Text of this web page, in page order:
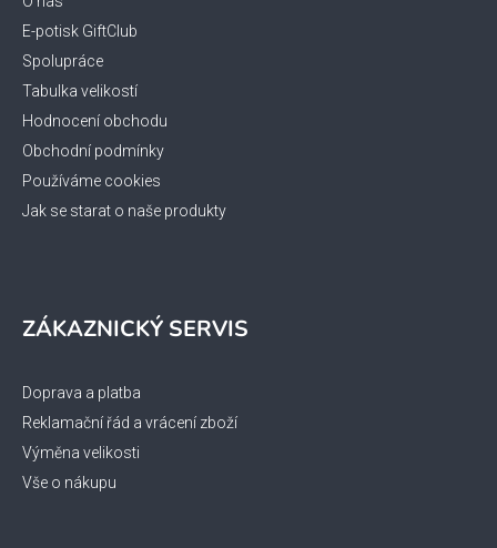
E-potisk GiftClub
Spolupráce
Tabulka velikostí
Hodnocení obchodu
Obchodní podmínky
Používáme cookies
Jak se starat o naše produkty
ZÁKAZNICKÝ SERVIS
Doprava a platba
Reklamační řád a vrácení zboží
Výměna velikosti
Vše o nákupu